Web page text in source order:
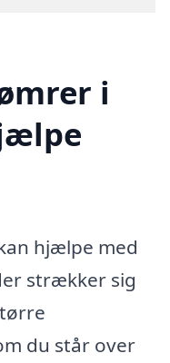
i
hjælpe med
strækker sig
du står over